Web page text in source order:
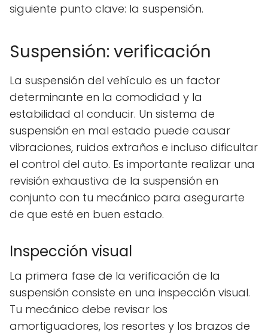
siguiente punto clave: la suspensión.
Suspensión: verificación
La suspensión del vehículo es un factor
determinante en la comodidad y la
estabilidad al conducir. Un sistema de
suspensión en mal estado puede causar
vibraciones, ruidos extraños e incluso dificultar
el control del auto. Es importante realizar una
revisión exhaustiva de la suspensión en
conjunto con tu mecánico para asegurarte
de que esté en buen estado.
Inspección visual
La primera fase de la verificación de la
suspensión consiste en una inspección visual.
Tu mecánico debe revisar los
amortiguadores, los resortes y los brazos de